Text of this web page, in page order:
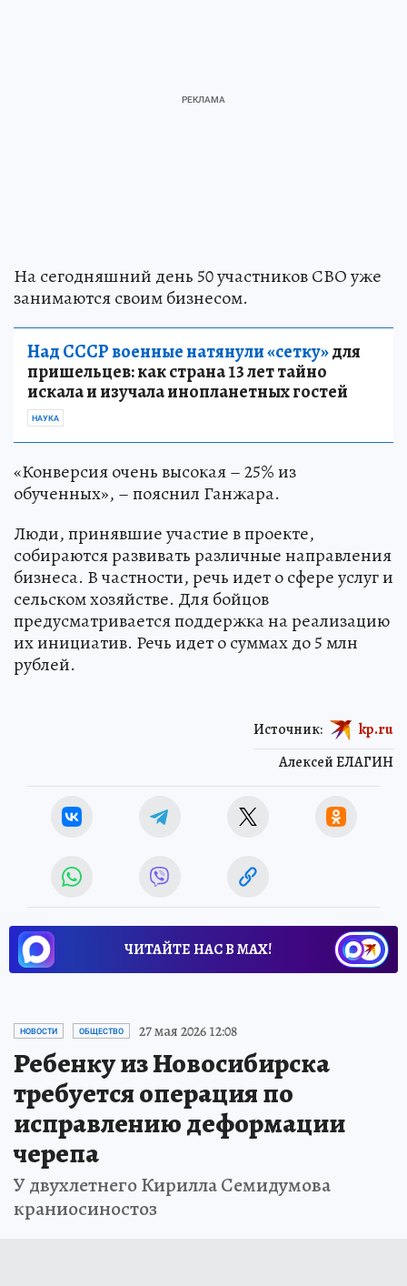
На сегодняшний день 50 участников СВО уже
занимаются своим бизнесом.
Над СССР военные натянули «сетку»для
пришельцев: как страна 13 лет тайно
искала и изучала инопланетных гостей
НАУКА
«Конверсия очень высокая – 25% из
обученных», – пояснил Ганжара.
Люди, принявшие участие в проекте,
собираются развивать различные направления
бизнеса. В частности, речь идет о сфере услуг и
сельском хозяйстве. Для бойцов
предусматривается поддержка на реализацию
их инициатив. Речь идет о суммах до 5 млн
рублей.
Алексей ЕЛАГИН
Источник: kp.ru
ЧИТАЙТЕ НАС В МАХ!
НОВОСТИ ОБЩЕСТВО 27 мая 2026 12:08
Ребенку из Новосибирска
требуется операция по
исправлению деформации
черепа
У двухлетнего Кирилла Семидумова
краниосиностоз